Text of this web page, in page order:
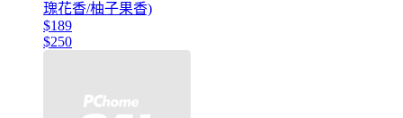
瑰花香/柚子果香)
$189
$250